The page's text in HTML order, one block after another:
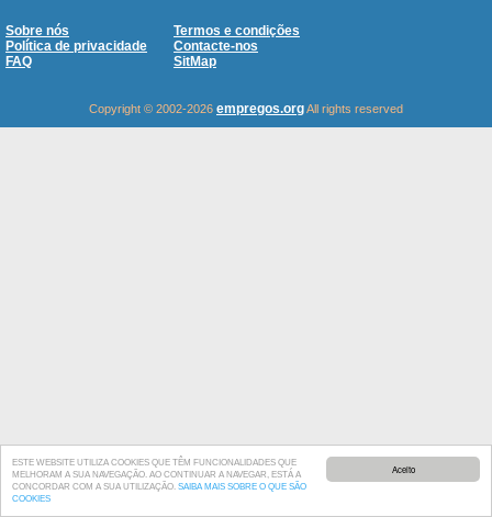
Aceito
ESTE WEBSITE UTILIZA COOKIES QUE TÊM FUNCIONALIDADES QUE
MELHORAM A SUA NAVEGAÇÃO. AO CONTINUAR A NAVEGAR, ESTÁ A
CONCORDAR COM A SUA UTILIZAÇÃO. SAIBA MAIS SOBRE O QUE SÃO
COOKIES
Sobre nós
Termos e condições
Política de privacidade
Contacte-nos
FAQ
SitMap
Copyright © 2002-2026 empregos.orgAll rights reserved